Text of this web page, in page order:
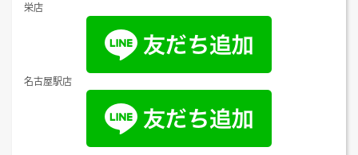
栄店
名古屋駅店